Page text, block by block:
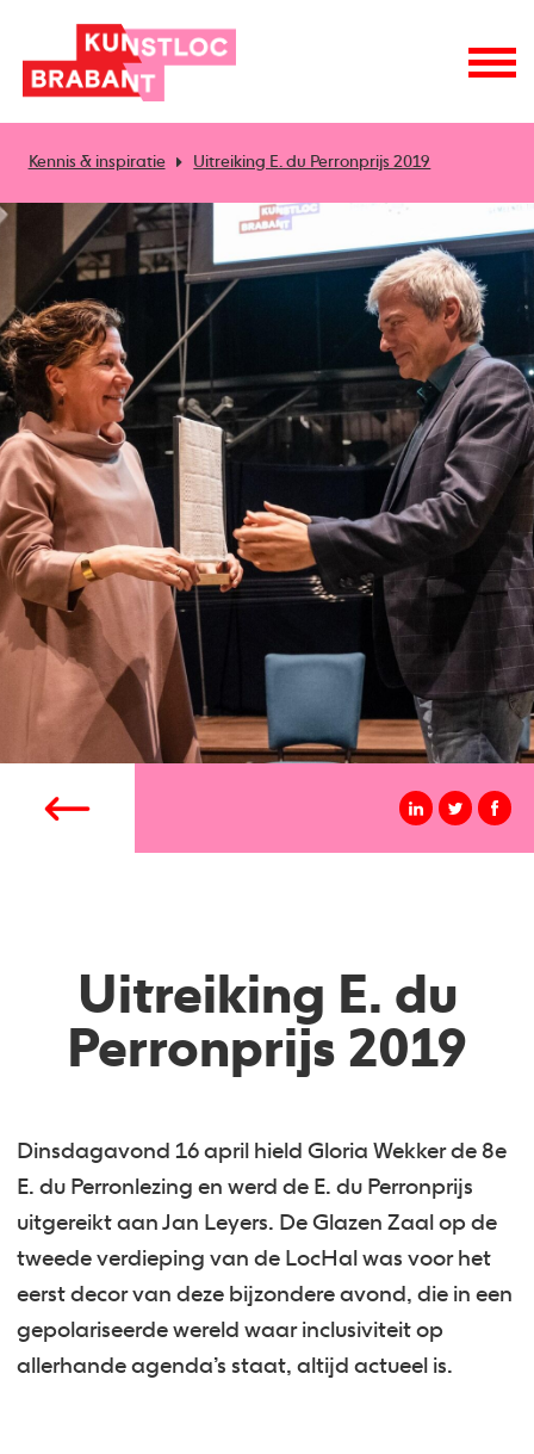
Kennis & inspiratie Uitreiking E. du Perronprijs 2019
Uitreiking E. du
Perronprijs 2019
Dinsdagavond 16 april hield Gloria Wekker de 8e
E. du Perronlezing en werd de E. du Perronprijs
uitgereikt aan Jan Leyers. De Glazen Zaal op de
tweede verdieping van de LocHal was voor het
eerst decor van deze bijzondere avond, die in een
gepolariseerde wereld waar inclusiviteit op
allerhande agenda’s staat, altijd actueel is.